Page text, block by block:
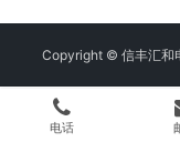
Copyright © 信丰汇和
电话